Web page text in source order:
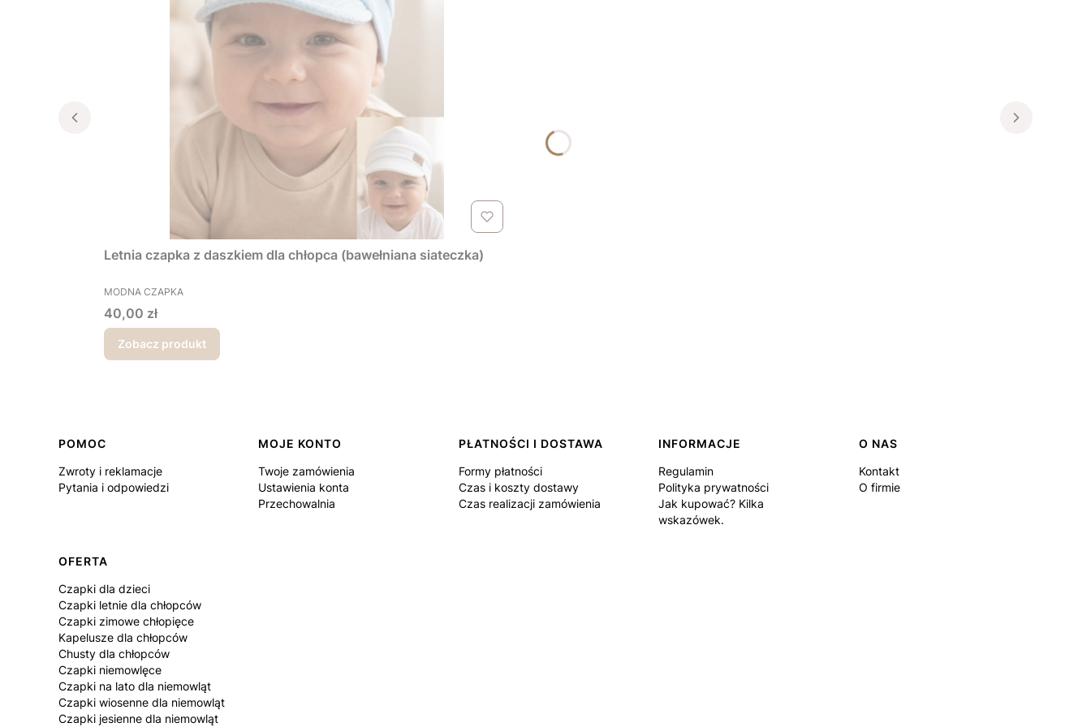
Letnia czapka z daszkiem dla chłopca (bawełniana siateczka)
PRODUCENT
MODNA CZAPKA
Cena
40,00 zł
Zobacz produkt
Linki w stopce
POMOC
Zwroty i reklamacje
Pytania i odpowiedzi
MOJE KONTO
Twoje zamówienia
Ustawienia konta
Przechowalnia
PŁATNOŚCI I DOSTAWA
Formy płatności
Czas i koszty dostawy
Czas realizacji zamówienia
INFORMACJE
Regulamin
Polityka prywatności
Jak kupować? Kilka
wskazówek.
O NAS
Kontakt
O firmie
OFERTA
Czapki dla dzieci
Czapki letnie dla chłopców
Czapki zimowe chłopięce
Kapelusze dla chłopców
Chusty dla chłopców
Czapki niemowlęce
Czapki na lato dla niemowląt
Czapki wiosenne dla niemowląt
Czapki jesienne dla niemowląt